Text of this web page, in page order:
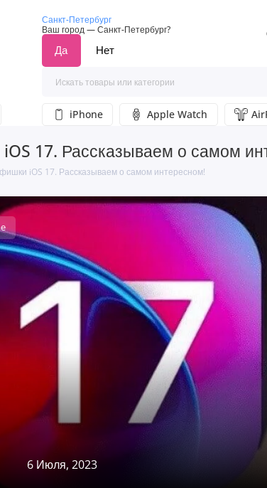
Санкт-Петербург
Ваш город —Санкт-Петербург?
iPhone Apple Watch
17. Рассказываем о самом
iOS 17. Рассказываем о самом интересном!
6 Июля, 2023